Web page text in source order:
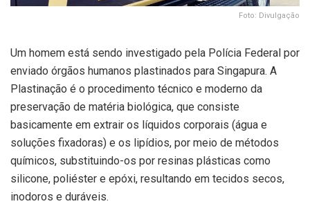
Foto: Divulgação
Um homem está sendo investigado pela Polícia Federal por
enviado órgãos humanos plastinados para Singapura. A
Plastinação é o procedimento técnico e moderno da
preservação de matéria biológica, que consiste
basicamente em extrair os líquidos corporais (água e
soluções fixadoras) e os lipídios, por meio de métodos
químicos, substituindo-os por resinas plásticas como
silicone, poliéster e epóxi, resultando em tecidos secos,
inodoros e duráveis.